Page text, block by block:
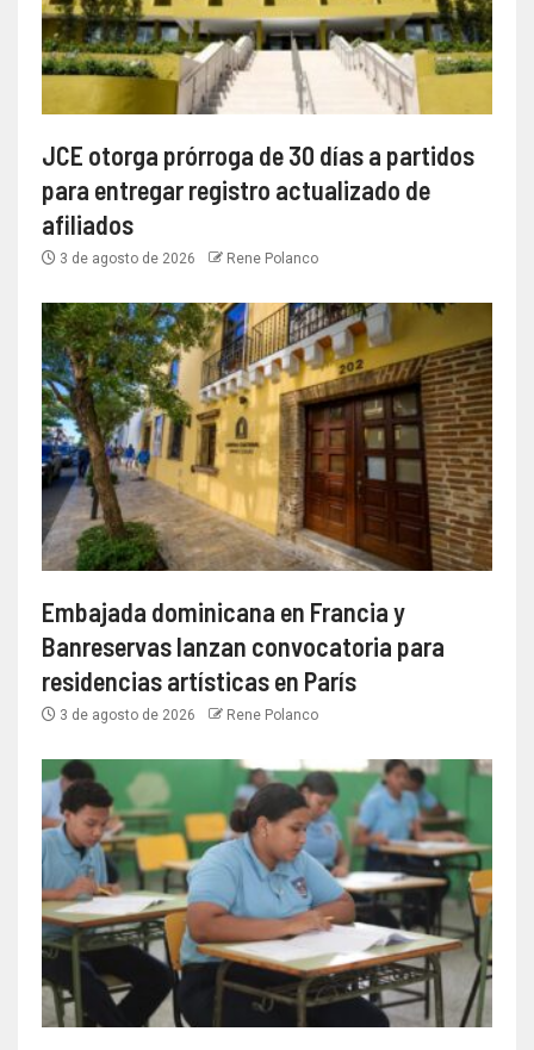
JCE otorga prórroga de 30 días a partidos
para entregar registro actualizado de
afiliados
3 de agosto de 2026 Rene Polanco
Embajada dominicana en Francia y
Banreservas lanzan convocatoria para
residencias artísticas en París
3 de agosto de 2026 Rene Polanco